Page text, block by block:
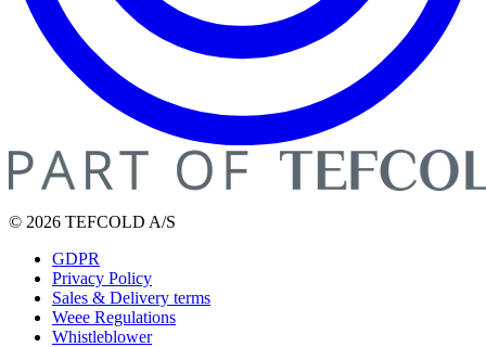
© 2026 TEFCOLD A/S
GDPR
Privacy Policy
Sales & Delivery terms
Weee Regulations
Whistleblower